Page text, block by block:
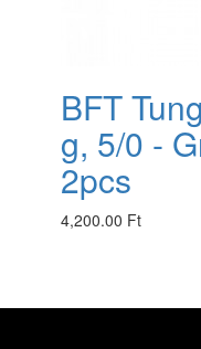
BFT
g, 5/0 -
2pcs
4,200.00 Ft